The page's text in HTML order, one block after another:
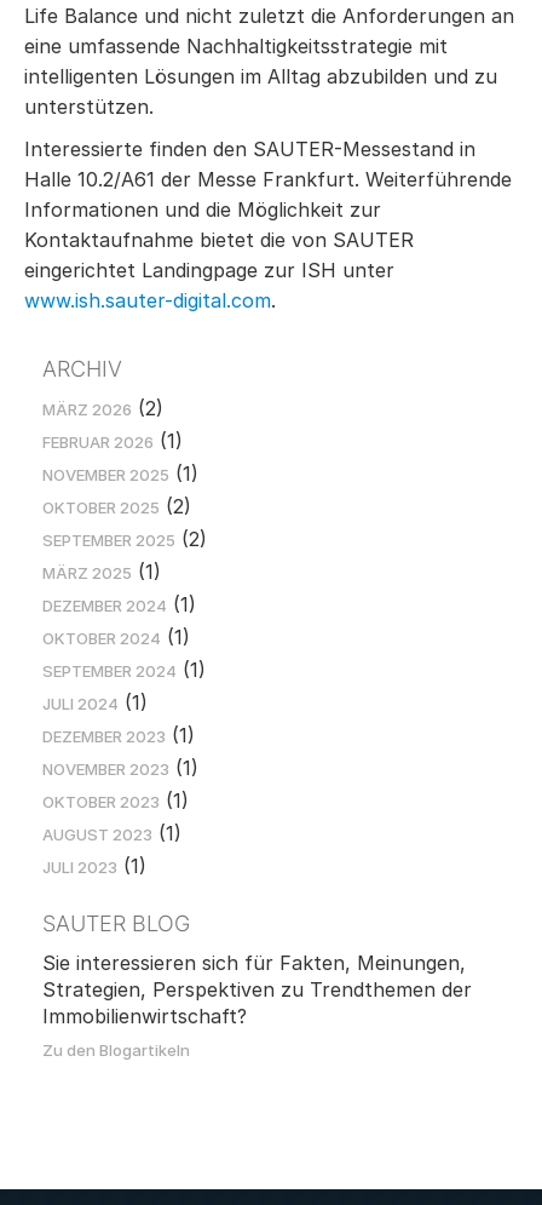
Life Balance und nicht zuletzt die Anforderungen an
eine umfassende Nachhaltigkeitsstrategie mit
intelligenten Lösungen im Alltag abzubilden und zu
unterstützen.
Interessierte finden den SAUTER-Messestand in
Halle 10.2/A61 der Messe Frankfurt. Weiterführende
Informationen und die Möglichkeit zur
Kontaktaufnahme bietet die von SAUTER
eingerichtet Landingpage zur ISH unter
www.ish.sauter-digital.com.
ARCHIV
MÄRZ 2026 (2)
FEBRUAR 2026 (1)
NOVEMBER 2025 (1)
OKTOBER 2025 (2)
SEPTEMBER 2025 (2)
MÄRZ 2025 (1)
DEZEMBER 2024 (1)
OKTOBER 2024 (1)
SEPTEMBER 2024 (1)
JULI 2024 (1)
DEZEMBER 2023 (1)
NOVEMBER 2023 (1)
OKTOBER 2023 (1)
AUGUST 2023 (1)
JULI 2023 (1)
SAUTER BLOG
Sie interessieren sich für Fakten, Meinungen,
Strategien, Perspektiven zu Trendthemen der
Immobilienwirtschaft?
Zu den Blogartikeln